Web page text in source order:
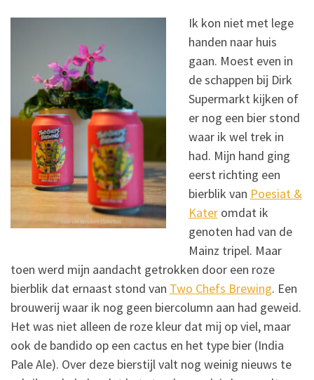
Ik kon niet met lege
handen naar huis
gaan. Moest even in
de schappen bij Dirk
Supermarkt kijken of
er nog een bier stond
waar ik wel trek in
had. Mijn hand ging
eerst richting een
bierblik van Poesiat &
Kateromdat ik
genoten had van de
Mainz tripel. Maar
toen werd mijn aandacht getrokken door een roze
bierblik dat ernaast stond van Two Chefs Brewing. Een
brouwerij waar ik nog geen biercolumn aan had geweid.
Het was niet alleen de roze kleur dat mij op viel, maar
ook de bandido op een cactus en het type bier (India
Pale Ale). Over deze bierstijl valt nog weinig nieuws te